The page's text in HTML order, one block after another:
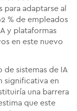
adaptarse al
% de empleados
y plataformas
en este nuevo
de sistemas de IA
significativa en
una barrera
que este